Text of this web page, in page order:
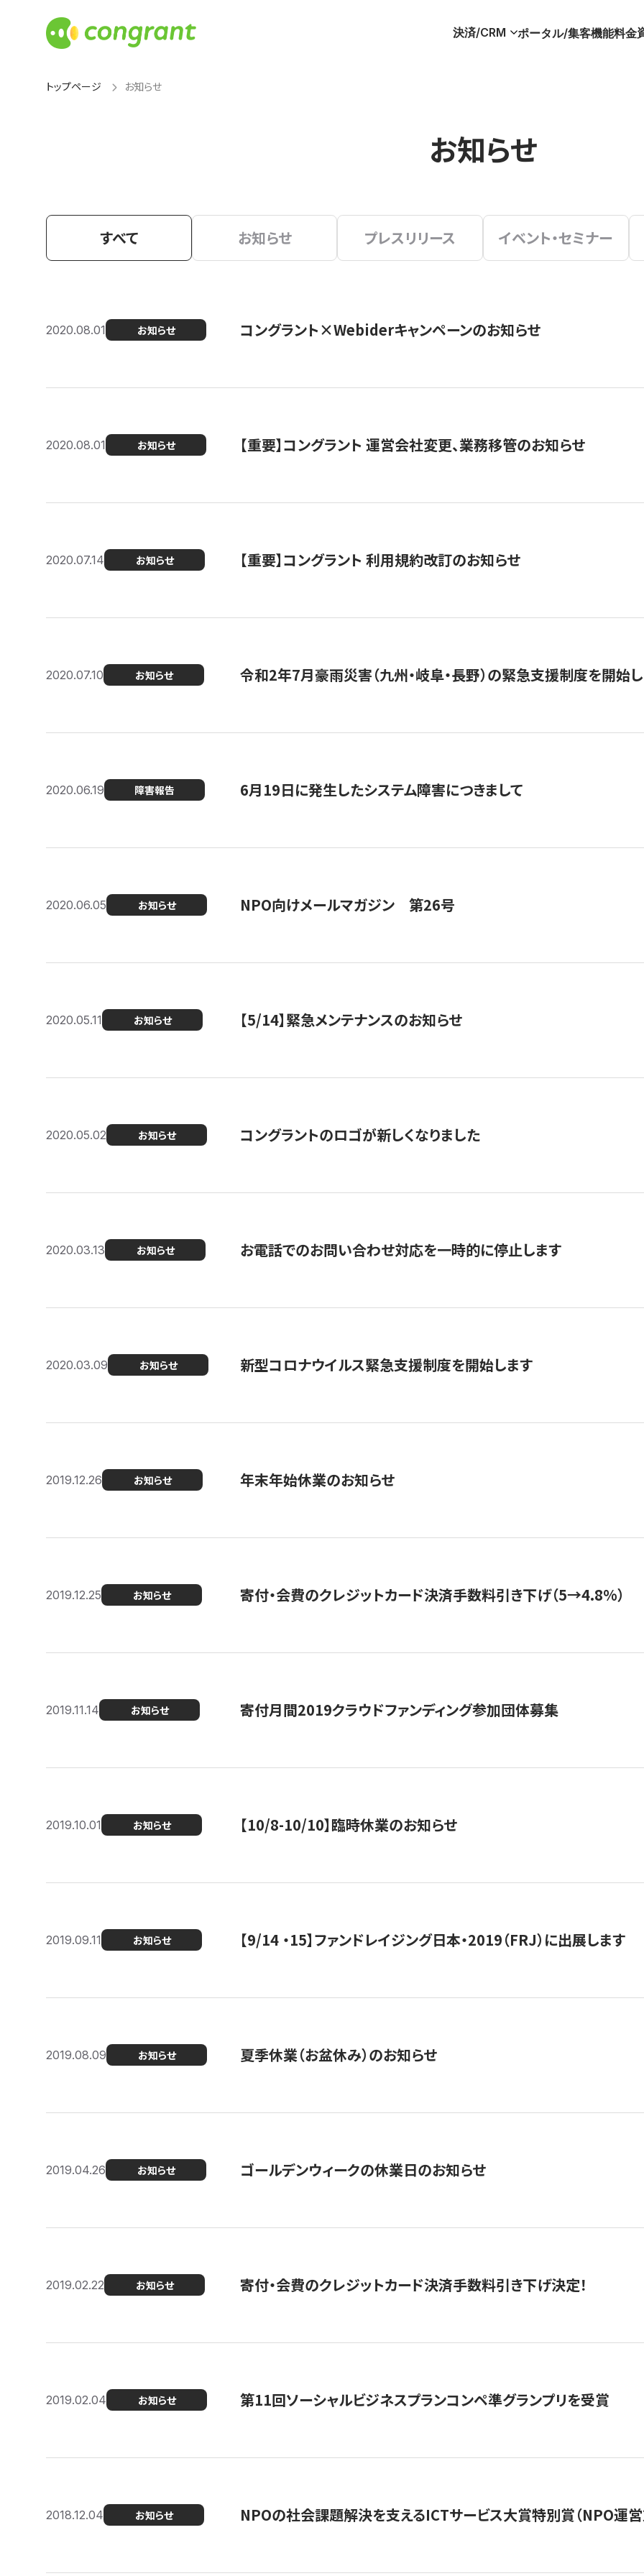
決済/CRM ポータル/集客機能料金
トップページ お知らせ
お知らせ
すべて お知らせ プレスリリース イベント・セミナー
2020.08.01 お知らせ コングラント×Webiderキャンペーンのお知らせ
2020.08.01 お知らせ 【重要】コングラント 運営会社変更、業務移管のお知らせ
2020.07.14 お知らせ 【重要】コングラント 利用規約改訂のお知らせ
2020.07.10 お知らせ 令和2年7月豪雨災害（九州・岐阜・長野）の緊急支援制度を開始
2020.06.19 障害報告 6月19日に発生したシステム障害につきまして
2020.06.05 お知らせ NPO向けメールマガジン 第26号
2020.05.11 お知らせ 【5/14】緊急メンテナンスのお知らせ
2020.05.02 お知らせ コングラントのロゴが新しくなりました
2020.03.13 お知らせ お電話でのお問い合わせ対応を一時的に停止します
2020.03.09 お知らせ 新型コロナウイルス緊急支援制度を開始します
2019.12.26 お知らせ 年末年始休業のお知らせ
2019.12.25 お知らせ 寄付・会費のクレジットカード決済手数料引き下げ（5→4.8%）
2019.11.14 お知らせ 寄付月間2019クラウドファンディング参加団体募集
2019.10.01 お知らせ 【10/8-10/10】臨時休業のお知らせ
2019.09.11 お知らせ 【9/14 ・15】ファンドレイジング日本・2019（FRJ）に出展します
2019.08.09 お知らせ 夏季休業（お盆休み）のお知らせ
2019.04.26 お知らせ ゴールデンウィークの休業日のお知らせ
2019.02.22 お知らせ 寄付・会費のクレジットカード決済手数料引き下げ決定！
2019.02.04 お知らせ 第11回ソーシャルビジネスプランコンペ準グランプリを受賞
2018.12.04 お知らせ NPOの社会課題解決を支えるICTサービス大賞特別賞（NPO運